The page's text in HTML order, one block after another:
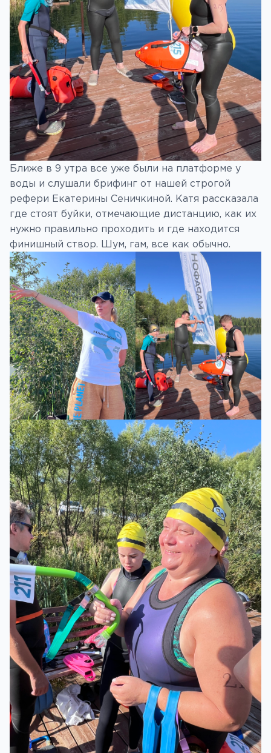
Ближе в 9 утра все уже были на платформе у
воды и слушали брифинг от нашей строгой
рефери Екатерины Сеничкиной. Катя рассказала
где стоят буйки, отмечающие дистанцию, как их
нужно правильно проходить и где находится
финишный створ. Шум, гам, все как обычно.